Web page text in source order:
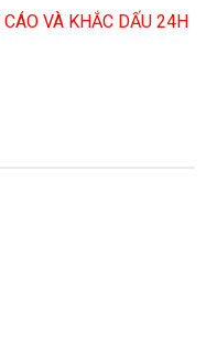
VÀ KHẮC DẤU 24H